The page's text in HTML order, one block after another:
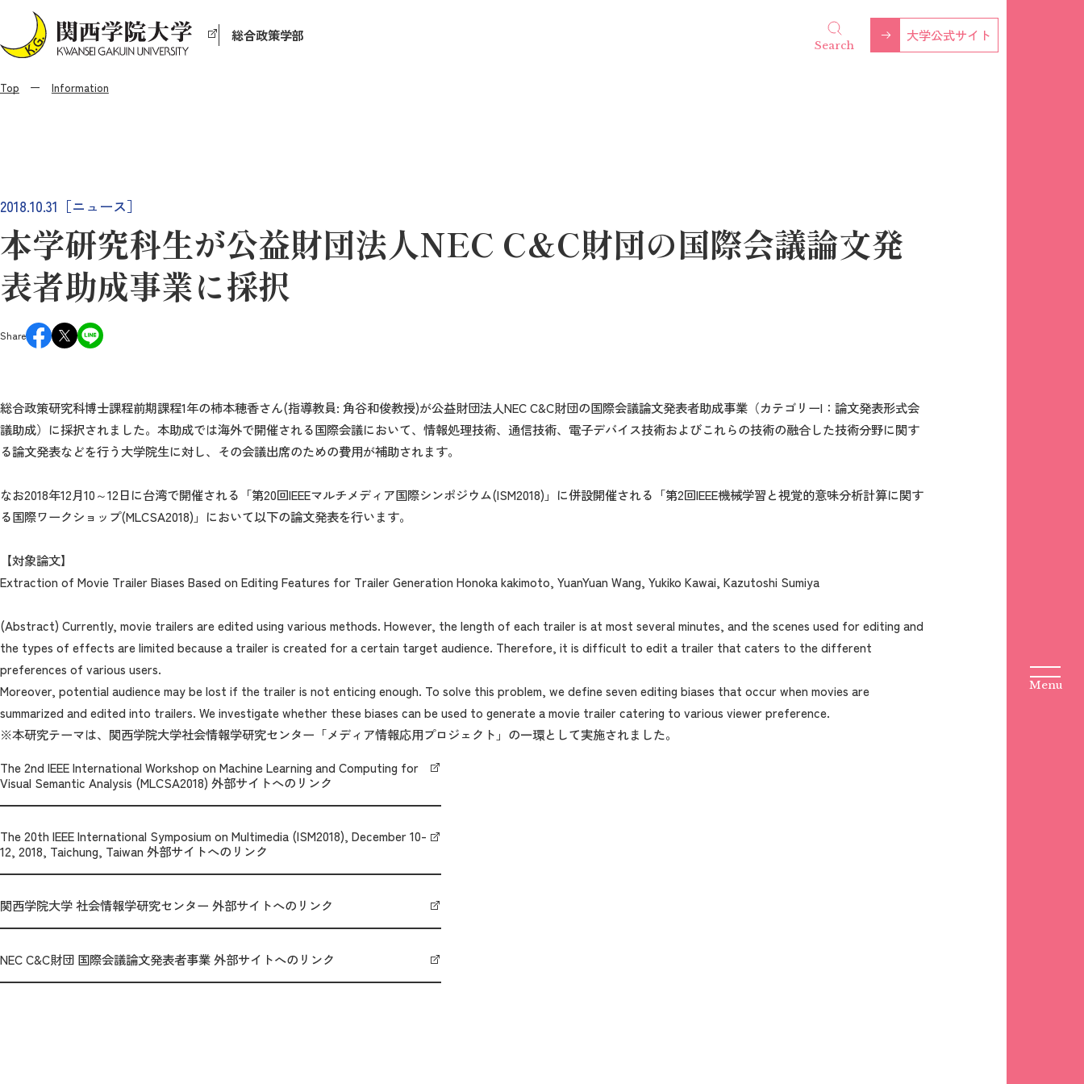
総合政策学部
Search
大学公式サイト
Top Information
2018.10.31［ニュース］
本学研究科生が公益財団法人NEC C&C財団の国際会議論文発
表者助成事業に採択
Share
総合政策研究科博士課程前期課程1年の柿本穂香さん(指導教員: 角谷和俊教授)が公益財団法人NEC C&C財団の国際会議論文発表者助成事業（カテゴリーI：論文発表形式会
議助成）に採択されました。本助成では海外で開催される国際会議において、情報処理技術、通信技術、電子デバイス技術およびこれらの技術の融合した技術分野に関す
る論文発表などを行う大学院生に対し、その会議出席のための費用が補助されます。
なお2018年12月10～12日に台湾で開催される「第20回IEEEマルチメディア国際シンポジウム(ISM2018)」に併設開催される「第2回IEEE機械学習と視覚的意味分析計算に関す
る国際ワークショップ(MLCSA2018)」において以下の論文発表を行います。
【対象論文】
Extraction of Movie Trailer Biases Based on Editing Features for Trailer Generation Honoka kakimoto, YuanYuan Wang, Yukiko Kawai, Kazutoshi Sumiya
(Abstract) Currently, movie trailers are edited using various methods. However, the length of each trailer is at most several minutes, and the scenes used for editing and
the types of effects are limited because a trailer is created for a certain target audience. Therefore, it is difficult to edit a trailer that caters to the different
preferences of various users.
Moreover, potential audience may be lost if the trailer is not enticing enough. To solve this problem, we define seven editing biases that occur when movies are
summarized and edited into trailers. We investigate whether these biases can be used to generate a movie trailer catering to various viewer preference.
※本研究テーマは、関西学院大学社会情報学研究センター「メディア情報応用プロジェクト」の一環として実施されました。
The 2nd IEEE International Workshop on Machine Learning and Computing for
Visual Semantic Analysis (MLCSA2018) 外部サイトへのリンク
The 20th IEEE International Symposium on Multimedia (ISM2018), December 10-
12, 2018, Taichung, Taiwan 外部サイトへのリンク
関西学院大学 社会情報学研究センター 外部サイトへのリンク
NEC C&C財団 国際会議論文発表者事業 外部サイトへのリンク